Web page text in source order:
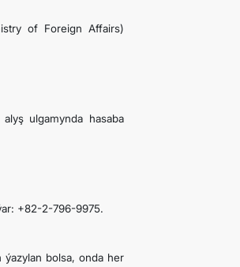
of Foreign Affairs)
ulgamynda hasaba
+82-2-796-9975.
bolsa, onda her